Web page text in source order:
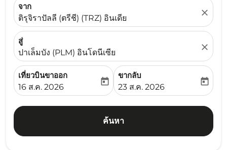
จาก
ติรุจิราปัลลี (ตรีชี) (TRZ) อินเดีย
close
สู่
ปาเล็มบัง (PLM) อินโดนีเซีย
close
เที่ยวบินขาออก
fc-booking-departure-date-aria-label
16 ส.ค. 2026
today
ขากลับ
fc-booking-return-date-
23 ส.ค. 2026
today
ค้นหา